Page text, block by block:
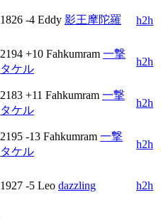
1826 -4 Eddy 影王摩陀羅 h2h
2194 +10 Fahkumram 一撃
タケル
h2h
2183 +11 Fahkumram 一撃
タケル
h2h
2195 -13 Fahkumram 一撃
タケル
h2h
1927 -5 Leo dazzling h2h